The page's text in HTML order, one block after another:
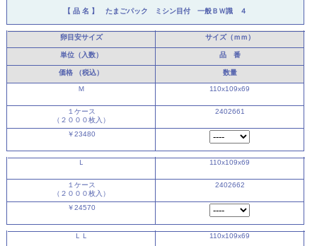
【 品 名 】 たまごパック ミシン目付 一般ＢＷ識 ４
卵目安サイズ サイズ（ｍｍ）
単位（入数） 品 番
価格 （税込） 数量
Ｍ 110x109x69
１ケース
（２０００枚入）
2402661
￥23480
Ｌ 110x109x69
１ケース
（２０００枚入）
2402662
￥24570
ＬＬ 110x109x69